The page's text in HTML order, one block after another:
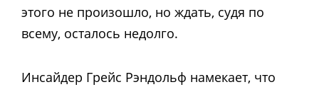
этого не произошло, но ждать, судя по
всему, осталось недолго.
Инсайдер Грейс Рэндольф намекает, что